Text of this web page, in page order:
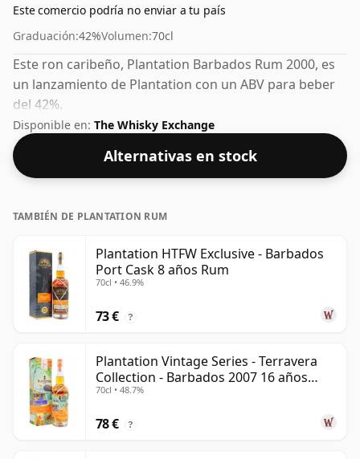
Este comercio podría no enviar a tu país
Graduación:42%Volumen:70cl
Este ron caribeño, Plantation Barbados Rum 2000, es
un lanzamiento de Plantation con un ABV para beber
del 42%.
Disponible en: The Whisky Exchange
Alternativas en stock
TAMBIÉN DE PLANTATION RUM
Plantation HTFW Exclusive - Barbados
Port Cask 8 años Rum
70cl • 46.9%
73 € ?
Plantation Vintage Series - Terravera
Collection - Barbados 2007 16 años
Rum
70cl • 48.7%
78 € ?